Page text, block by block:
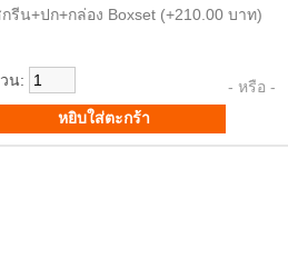
รีน+ปก+กล่อง Boxset (+210.00 บาท)
น: - หรือ -